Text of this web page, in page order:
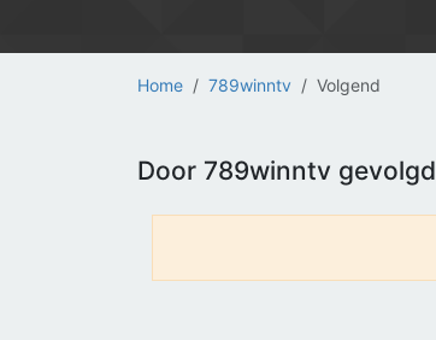
Home 789winntv Volgend
Door 789winntv gevolgd